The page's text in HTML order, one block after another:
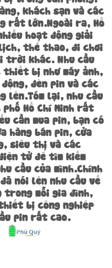
khách sạn và các
rất lớn.Ngoài ra, Hồ
hoạt động giải
thể thao, đi chơi
trời khác. Nhu cầu
thiết bị như máy ảnh,
đèn pin và các
lên.Tóm lại, nhu cầu
Hồ Chí Minh rất
cần mua pin, bạn có
hàng bán pin, cửa
siêu thị và các
tử để tìm kiếm
cầu của mình.Chính
nói lên nhu cầu về
trong mỗi gia đình,
bị công nghiệp
pin rất cao.